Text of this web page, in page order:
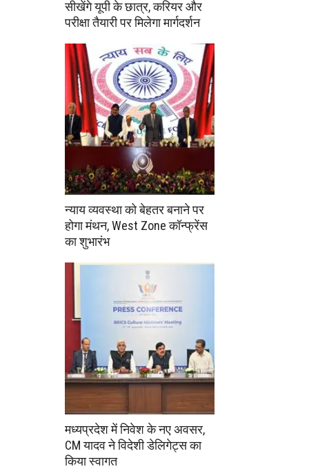
सीखेंगे यूपी के छात्र, करियर और
परीक्षा तैयारी पर मिलेगा मार्गदर्शन
न्याय व्यवस्था को बेहतर बनाने पर
होगा मंथन, West Zone कॉन्फ्रेंस
का शुभारंभ
मध्यप्रदेश में निवेश के नए अवसर,
CM यादव ने विदेशी डेलिगेट्स का
किया स्वागत